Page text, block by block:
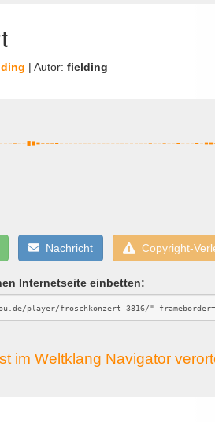
| Autor: fielding
Nachricht Copyright-
Internetseite einbetten:
im Weltklang Navigator